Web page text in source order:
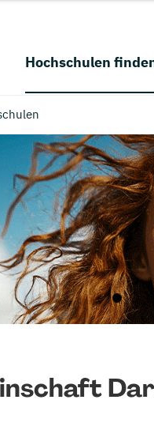
Hochschulen